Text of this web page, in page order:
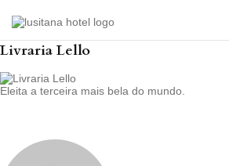
Livraria Lello
Eleita a terceira mais bela do mundo.